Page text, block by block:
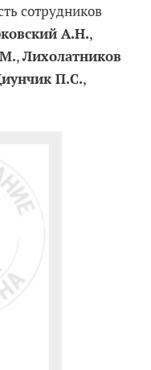
сотрудников
А.Н.,
,Лихолатников
П.С.,